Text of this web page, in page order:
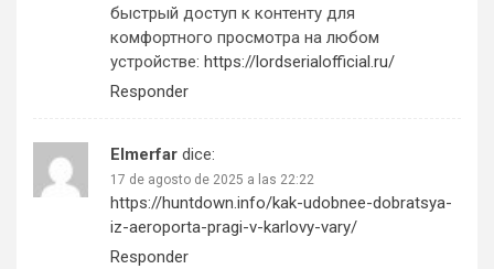
быстрый доступ к контенту для
комфортного просмотра на любом
устройстве: https://lordserialofficial.ru/
Responder
Elmerfar dice:
17 de agosto de 2025 a las 22:22
https://huntdown.info/kak-udobnee-dobratsya-
iz-aeroporta-pragi-v-karlovy-vary/
Responder